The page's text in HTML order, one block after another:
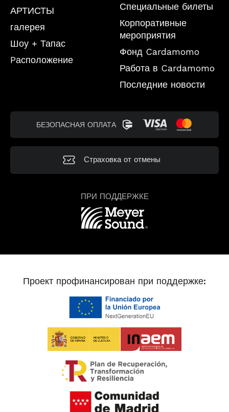
АРТИСТЫ
галерея
Шоу + Тапас
Pасположение
Специальные билеты
Корпоративные
мероприятия
Фонд Cardamomo
Работа в Cardamomo
Последние новости
БЕЗОПАСНАЯ ОПЛАТА
Страховка от отмены
ПРИ ПОДДЕРЖКЕ
Проект профинансирован при поддержке: